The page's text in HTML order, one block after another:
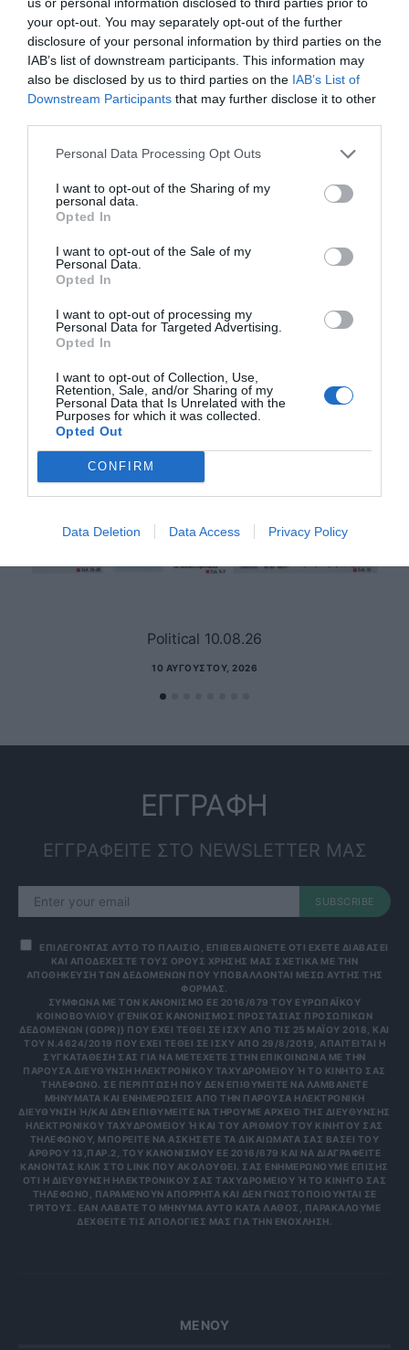
your opt-out. You may separately opt-out of the further
disclosure of your personal information by third parties on the
IAB’s list of downstream participants. This information may
also be disclosed by us to third parties on the IAB’s List of
Downstream Participants that may further disclose it to other
Personal Data Processing Opt Outs
I want to opt-out of the Sharing of my
personal data.
Opted In
I want to opt-out of the Sale of my
Personal Data.
Opted In
I want to opt-out of processing my
Personal Data for Targeted Advertising.
Opted In
I want to opt-out of Collection, Use,
Retention, Sale, and/or Sharing of my
Personal Data that Is Unrelated with the
Purposes for which it was collected.
Opted Out
CONFIRM
Data Deletion Data Access Privacy Policy
ΔΕΊΤΕ ΕΠΊΣΗΣ...
Political 10.08.26
10 ΑΥΓΟΎΣΤΟΥ, 2026
ΕΓΓΡΑΦΗ
ΕΓΓΡΑΦΕΙΤΕ ΣΤΟ NEWSLETTER ΜΑΣ
SUBSCRIBE
ΕΠΙΛΕΓΟΝΤΑΣ ΑΥΤΟ ΤΟ ΠΛΑΙΣΙΟ, ΕΠΙΒΕΒΑΙΩΝΕΤΕ ΟΤΙ ΕΧΕΤΕ ΔΙΑΒΑΣΕΙ
ΚΑΙ ΑΠΟΔΕΧΕΣΤΕ ΤΟΥΣ ΟΡΟΥΣ ΧΡΗΣΗΣ ΜΑΣ ΣΧΕΤΙΚΑ ΜΕ ΤΗΝ
ΑΠΟΘΗΚΕΥΣΗ ΤΩΝ ΔΕΔΟΜΕΝΩΝ ΠΟΥ ΥΠΟΒΑΛΛΟΝΤΑΙ ΜΕΣΩ ΑΥΤΗΣ ΤΗΣ
ΦΟΡΜΑΣ.
ΣΎΜΦΩΝΑ ΜΕ ΤΟΝ ΚΑΝΟΝΙΣΜΌ ΕΕ 2016/679 ΤΟΥ ΕΥΡΩΠΑΪΚΟΎ
ΚΟΙΝΟΒΟΥΛΊΟΥ {ΓΕΝΙΚΌΣ ΚΑΝΟΝΙΣΜΌΣ ΠΡΟΣΤΑΣΊΑΣ ΠΡΟΣΩΠΙΚΏΝ
ΔΕΔΟΜΈΝΩΝ (GDPR)} ΠΟΥ ΈΧΕΙ ΤΕΘΕΊ ΣΕ ΙΣΧΎ ΑΠΌ ΤΙΣ 25 ΜΑΪ́ΟΥ 2018, ΚΑΙ
ΤΟΥ Ν.4624/2019 ΠΟΥ ΈΧΕΙ ΤΕΘΕΊ ΣΕ ΙΣΧΎ ΑΠΌ 29/8/2019, ΑΠΑΙΤΕΊΤΑΙ Η
ΣΥΓΚΑΤΆΘΕΣΉ ΣΑΣ ΓΙΑ ΝΑ ΜΕΤΈΧΕΤΕ ΣΤΗΝ ΕΠΙΚΟΙΝΩΝΊΑ ΜΕ ΤΗΝ
ΠΑΡΟΎΣΑ ΔΙΕΎΘΥΝΣΗ ΗΛΕΚΤΡΟΝΙΚΟΎ ΤΑΧΥΔΡΟΜΕΊΟΥ Ή ΤΟ ΚΙΝΗΤΌ ΣΑΣ Τ
ΗΛΈΦΩΝΟ. ΣΕ ΠΕΡΊΠΤΩΣΗ ΠΟΥ ΔΕΝ ΕΠΙΘΥΜΕΊΤΕ ΝΑ ΛΑΜΒΆΝΕΤΕ Μ
ΗΝΎΜΑΤΑ ΚΑΙ ΕΝΗΜΕΡΏΣΕΙΣ ΑΠΌ ΤΗΝ ΠΑΡΟΎΣΑ ΗΛΕΚΤΡΟΝΙΚΉ Δ
ΙΕΎΘΥΝΣΗ Ή/ΚΑΙ ΔΕΝ ΕΠΙΘΥΜΕΊΤΕ ΝΑ ΤΗΡΟΎΜΕ ΑΡΧΕΊΟ ΤΗΣ ΔΙΕΎΘΥΝΣΗΣ ΗΛ
ΕΚΤΡΟΝΙΚΟΎ ΤΑΧΥΔΡΟΜΕΊΟΥ Ή ΚΑΙ ΤΟΥ ΑΡΙΘΜΟΎ ΤΟΥ ΚΙΝΗΤΟΎ ΣΑΣ ΤΗΛ
ΕΦΏΝΟΥ, ΜΠΟΡΕΊΤΕ ΝΑ ΑΣΚΉΣΕΤΕ ΤΑ ΔΙΚΑΙΏΜΑΤΆ ΣΑΣ ΒΆΣΕΙ ΤΟΥ ΆΡΘ
ΡΟΥ 13,ΠΑΡ.2, ΤΟΥ ΚΑΝΟΝΙΣΜΟΎ ΕΕ 2016/679 ΚΑΙ ΝΑ ΔΙΑΓΡΑΦΕΊΤΕ ΚΆΝ
ΟΝΤΑΣ ΚΛΙΚ ΣΤΟ LINK ΠΟΥ ΑΚΟΛΟΥΘΕΊ. ΣΑΣ ΕΝΗΜΕΡΏΝΟΥΜΕ ΕΠΊΣΗΣ ΌΤΙ
Η ΔΙΕΎΘΥΝΣΗ ΗΛΕΚΤΡΟΝΙΚΟΎ ΣΑΣ ΤΑΧΥΔΡΟΜΕΊΟΥ Ή ΤΟ ΚΙΝΗΤΌ ΣΑΣ ΤΗΛΈ
ΦΩΝΟ, ΠΑΡΑΜΈΝΟΥΝ ΑΠΌΡΡΗΤΑ ΚΑΙ ΔΕΝ ΓΝΩΣΤΟΠΟΙΟΎΝΤΑΙ ΣΕ ΤΡΊΤ
ΟΥΣ. ΕΆΝ ΛΆΒΑΤΕ ΤΟ ΜΉΝΥΜΑ ΑΥΤΌ ΚΑΤΆ ΛΆΘΟΣ, ΠΑΡΑΚΑΛΟΎΜΕ ΔΕΧΘ
ΕΊΤΕ ΤΙΣ ΑΠΟΛΟΓΊΕΣ ΜΑΣ ΓΙΑ ΤΗΝ ΕΝΌΧΛΗΣΗ.
ΜΕΝΟΥ